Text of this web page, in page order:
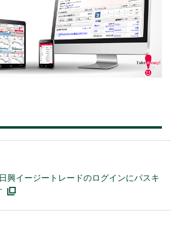
興イージートレードのログインにパスキ